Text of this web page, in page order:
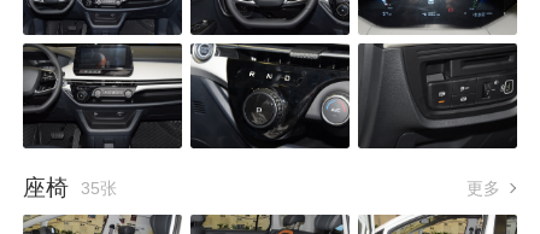
座椅 35张 更多